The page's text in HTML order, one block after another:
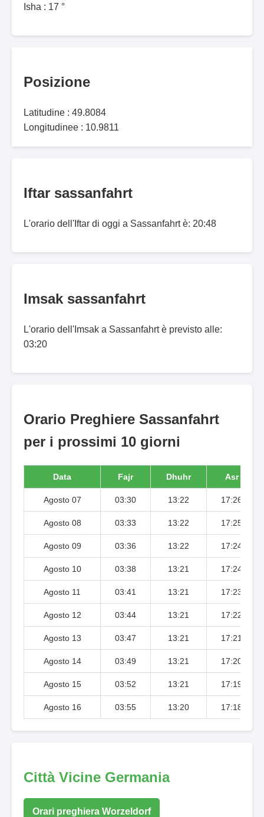
Isha : 17 °
Posizione
Latitudine : 49.8084
Longitudinee : 10.9811
Iftar sassanfahrt
L'orario dell'Iftar di oggi a Sassanfahrt è: 20:48
Imsak sassanfahrt
L'orario dell'Imsak a Sassanfahrt è previsto alle:
03:20
Orario Preghiere Sassanfahrt
per i prossimi 10 giorni
Data Fajr Dhuhr Asr
Agosto 07 03:30 13:22 17:26
Agosto 08 03:33 13:22 17:25
Agosto 09 03:36 13:22 17:24
Agosto 10 03:38 13:21 17:24
Agosto 11 03:41 13:21 17:23
Agosto 12 03:44 13:21 17:22
Agosto 13 03:47 13:21 17:21
Agosto 14 03:49 13:21 17:20
Agosto 15 03:52 13:21 17:19
Agosto 16 03:55 13:20 17:18
Città Vicine Germania
Orari preghiera Worzeldorf